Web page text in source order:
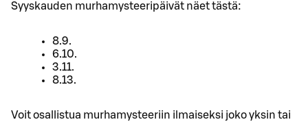
Syyskauden murhamysteeripäivät näet tästä:
8.9.
6.10.
3.11.
8.13.
Voit osallistua murhamysteeriin ilmaiseksi joko yksin tai